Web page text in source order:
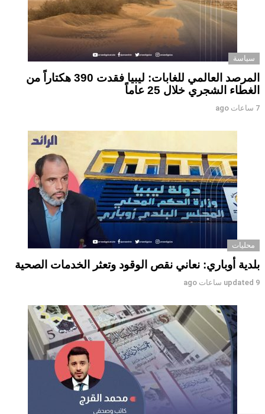
سياسة
المرصد العالمي للغابات: ليبيا فقدت 390 هكتاراً من
الغطاء الشجري خلال 25 عاماً
7 ساعات ago
محليات
بلدية أوباري: نعاني نقص الوقود وتعثر الخدمات الصحية
updated 9 ساعات ago